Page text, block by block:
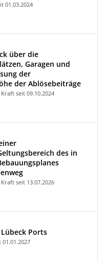
01.03.2024
über die
Garagen und
der
der Ablösebeiträge
Kraft seit 09.10.2024
des in
Kraft seit 13.07.2026
Ports